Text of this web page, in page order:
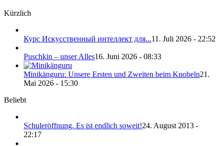
Kürzlich
Курс Искусственный интеллект для...11. Juli 2026 - 22:52
Puschkin – unser Alles16. Juni 2026 - 08:33
Minikänguru: Unsere Ersten und Zweiten beim Knobeln21.
Mai 2026 - 15:30
Beliebt
Schuleröffnung. Es ist endlich soweit!24. August 2013 -
22:17